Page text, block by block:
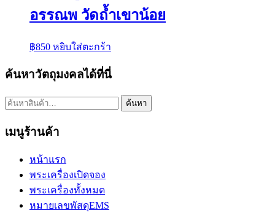
อรรณพ วัดถ้ำเขาน้อย
฿850 หยิบใส่ตะกร้า
ค้นหาวัตถุมงคลได้ที่นี่
ค้นหา: ค้นหา
เมนูร้านค้า
หน้าแรก
พระเครื่องเปิดจอง
พระเครื่องทั้งหมด
หมายเลขพัสดุEMS